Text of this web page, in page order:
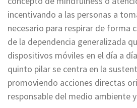
incentivando a las personas a
necesario para respirar de forma
de la dependencia generalizada
dispositivos móviles en el día a
quinto pilar se centra en la
promoviendo acciones directas
responsable del medio ambiente